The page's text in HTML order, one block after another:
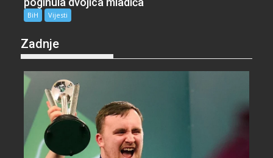
BiH Vijesti
Zadnje